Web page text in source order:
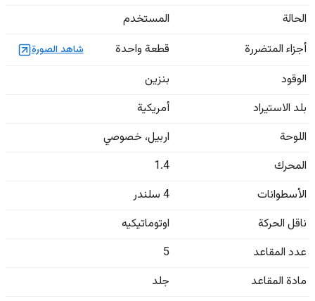
الحالة
المستخدم
أجزاء المتضررة
قطعة واحدة شاهد الصورة
الوقود
بنزين
بلد الاستيراد
أمريكية
اللوحة
اربيل، خصوصي
المحرك
1.4
الأسطوانات
4 سلندر
ناقل الحركة
اوتوماتيكيه
عدد المقاعد
5
مادة المقاعد
جلد